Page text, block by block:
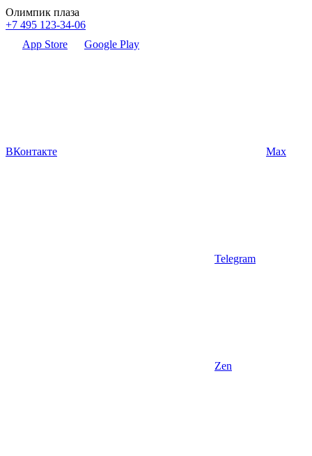
Олимпик плаза
+7 495 123-34-06
App Store
Google Play
ВКонтакте Max
Telegram
Zen